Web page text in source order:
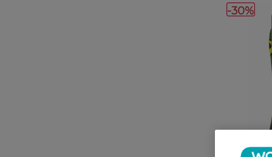
-30%
27 07 - 23